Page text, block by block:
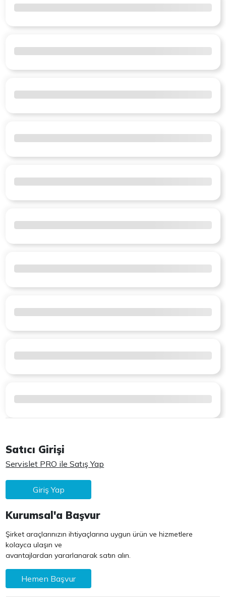
Satıcı Girişi
Servislet PRO ile Satış Yap
Giriş Yap
Kurumsal'a Başvur
Şirket araçlarınızın ihtiyaçlarına uygun ürün ve hizmetlere
kolayca ulaşın ve
avantajlardan yararlanarak satın alın.
Hemen Başvur